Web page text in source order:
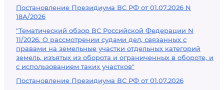
Постановление Президиума ВС РФ от 01.07.2026 N
18А/2026
"Тематический обзор ВС Российской Федерации N
11/2026. О рассмотрении судами дел, связанных с
правами на земельные участки отдельных категорий
земель, изъятых из оборота и ограниченных в обороте, и
с использованием таких участков"
Постановление Президиума ВС РФ от 01.07.2026